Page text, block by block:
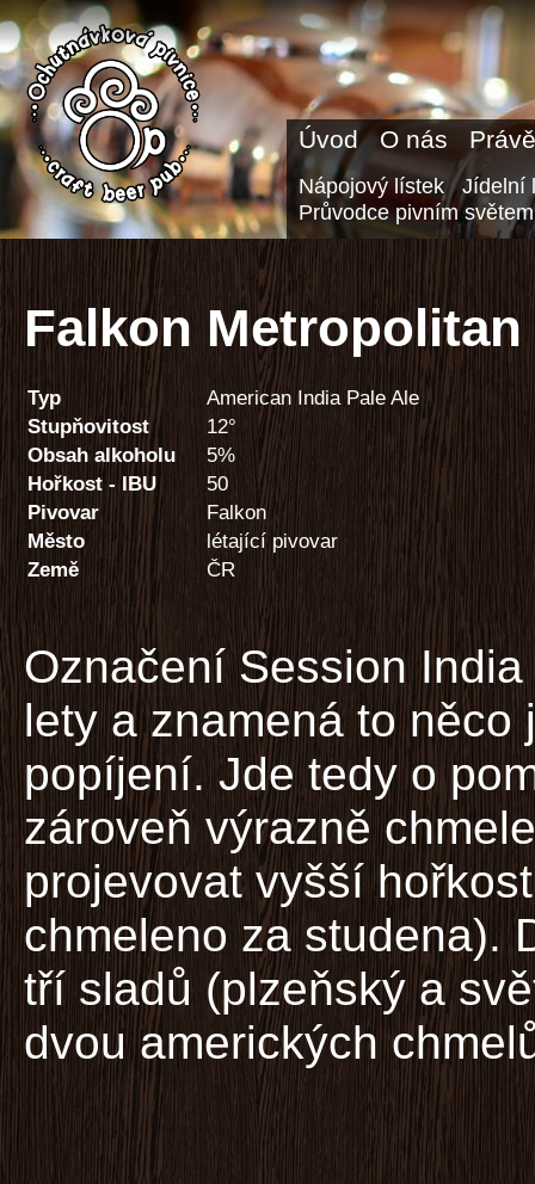
Úvod O nás
Nápojový lístek
Jídelní
Průvodce pivním světem
Falkon Metropolitan
Typ
American India Pale Ale
Stupňovitost
12°
Obsah alkoholu
5%
Hořkost - IBU
50
Pivovar
Falkon
Město
létající pivovar
Země
ČR
Označení Session
lety a znamená to něco
popíjení. Jde tedy o
zároveň výrazně
projevovat vyšší
chmeleno za studena).
tří sladů (plzeňský a
dvou amerických